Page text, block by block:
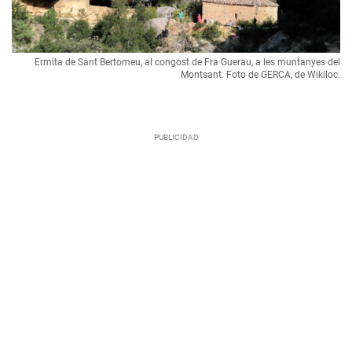
Ermita de Sant Bertomeu, al congost de Fra Guerau, a les muntanyes del
Montsant. Foto de GERCA, de Wikiloc.